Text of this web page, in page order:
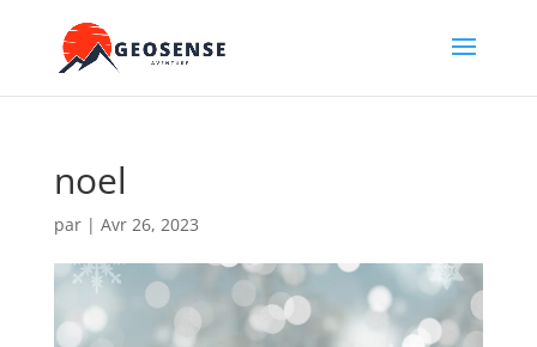
noel
par | Avr 26, 2023